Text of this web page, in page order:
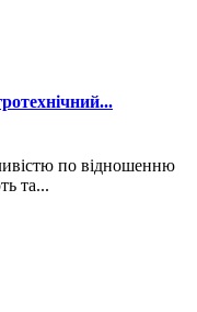
по відношенню
та...